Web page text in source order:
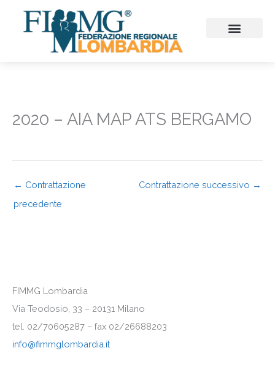
contenuto
2020 – AIA MAP ATS BERGAMO
← Contrattazione
precedente
Contrattazione successivo →
FIMMG Lombardia
Via Teodosio, 33 – 20131 Milano
tel. 02/70605287 – fax 02/26688203
info@fimmglombardia.it